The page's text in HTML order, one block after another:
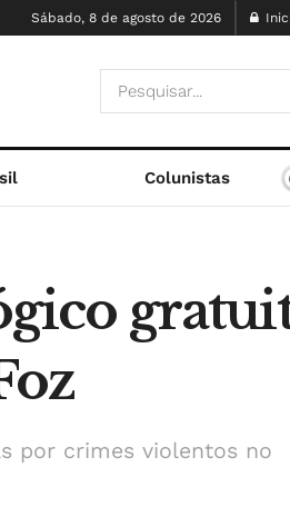
Sábado, 8 de agosto de 2026
Colunistas
por crimes violentos no